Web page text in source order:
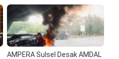
AMPERA Sulsel Desak AMDAL